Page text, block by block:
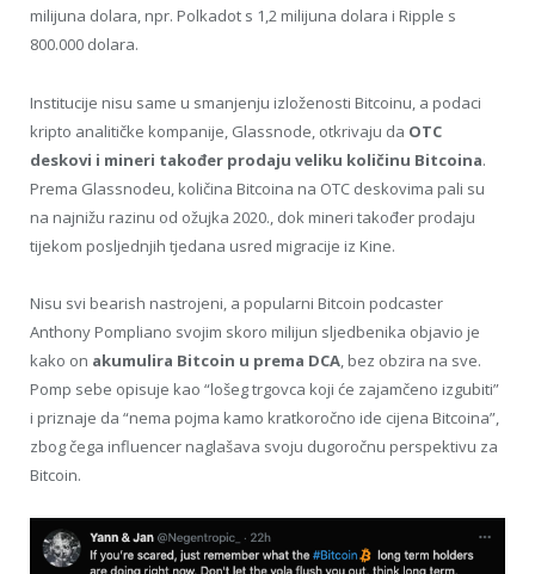
milijuna dolara, npr. Polkadot s 1,2 milijuna dolara i Ripple s
800.000 dolara.
Institucije nisu same u smanjenju izloženosti Bitcoinu, a podaci
kripto analitičke kompanije, Glassnode, otkrivaju da OTC
deskovi i mineri također prodaju veliku količinu Bitcoina.
Prema Glassnodeu, količina Bitcoina na OTC deskovima pali su
na najnižu razinu od ožujka 2020., dok mineri također prodaju
tijekom posljednjih tjedana usred migracije iz Kine.
Nisu svi bearish nastrojeni, a popularni Bitcoin podcaster
Anthony Pompliano svojim skoro milijun sljedbenika objavio je
kako on akumulira Bitcoin u prema DCA, bez obzira na sve.
Pomp sebe opisuje kao “lošeg trgovca koji će zajamčeno izgubiti”
i priznaje da “nema pojma kamo kratkoročno ide cijena Bitcoina”,
zbog čega influencer naglašava svoju dugoročnu perspektivu za
Bitcoin.